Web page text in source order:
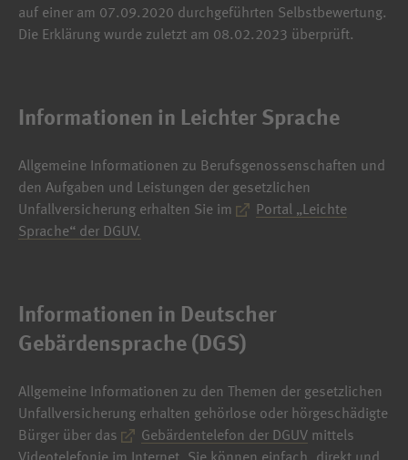
auf einer am 07.09.2020 durchgeführten Selbstbewertung.
Die Erklärung wurde zuletzt am 08.02.2023 überprüft.
Informationen in Leichter Sprache
Allgemeine Informationen zu Berufsgenossenschaften und
den Aufgaben und Leistungen der gesetzlichen
Unfallversicherung erhalten Sie im
Portal „Leichte
Sprache“ der DGUV.
Informationen in Deutscher
Gebärdensprache (DGS)
Allgemeine Informationen zu den Themen der gesetzlichen
Unfallversicherung erhalten gehörlose oder hörgeschädigte
Bürger über das
Gebärdentelefon der DGUV mittels